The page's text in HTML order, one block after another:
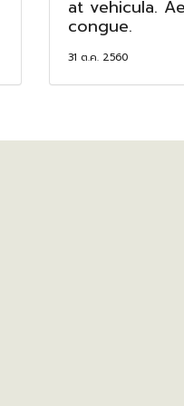
at vehicula.
congue.
31 ต.ค. 2560